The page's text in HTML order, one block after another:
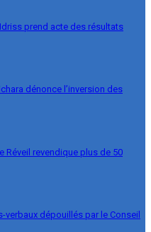
prend acte des résultats
dénonce l’inversion des
Réveil revendique plus de 50
verbaux dépouillés par le Conseil